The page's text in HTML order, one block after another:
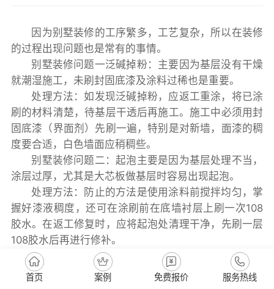
因为别墅装修的工序繁多，工艺复杂，所以在装修
的过程出现问题也是常有的事情。
别墅装修问题一泛碱掉粉：主要因为基层没有干燥
就潮湿施工，未刷封固底漆及涂料过稀也是重要。
处理方法：如发现泛碱掉粉，应返工重涂，将已涂
刷的材料清楚，待基层干透后再施工。施工中必须用封
固底漆（界面剂）先刷一遍，特别是对新墙，面漆的稠
度要合适，白色墙面应稍稠些。
别墅装修问题二：起泡主要是因为基层处理不当，
涂层过厚，尤其是大芯板做基层时容易出现起泡。
处理方法：防止的方法是使用涂料前搅拌均匀，掌
握好漆液稠度，还可在涂刷前在底墙衬层上刷一次108
胶水。在返工修复时，应将起泡处清理干净，先刷一层
108胶水后再进行修补。
别墅装修问题三流坠：主要原因是涂料粘度过低，
首页 案例 免费报价 服务热线